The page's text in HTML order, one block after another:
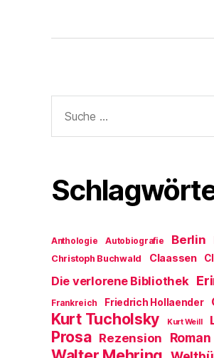
nach:
Anthologie Autobiografie Berlin
Christoph Buchwald Claassen
Die verlorene Bibliothek
Frankreich Friedrich Hollaender
Kurt Tucholsky Kurt Weill
Prosa Rezension Roman